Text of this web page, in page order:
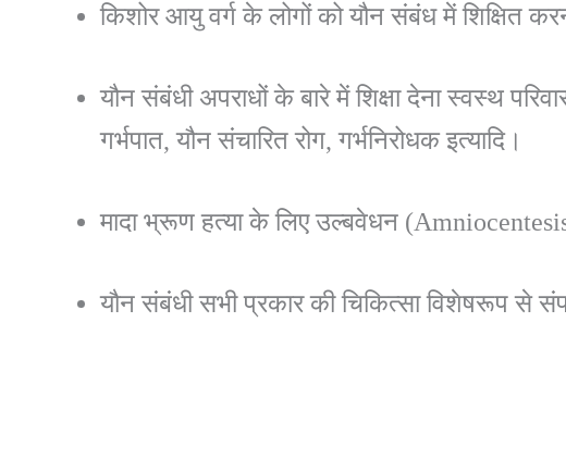
किशोर आयु वर्ग के लोगों को यौन संबंध में शिक्षित
यौन संबंधी अपराधों के बारे में शिक्षा देना स्वस्थ
गर्भपात, यौन संचारित रोग, गर्भनिरोधक इत्यादि।
मादा भ्रूण हत्या के लिए उल्बवेधन
यौन संबंधी सभी प्रकार की चिकित्सा विशेषरूप से